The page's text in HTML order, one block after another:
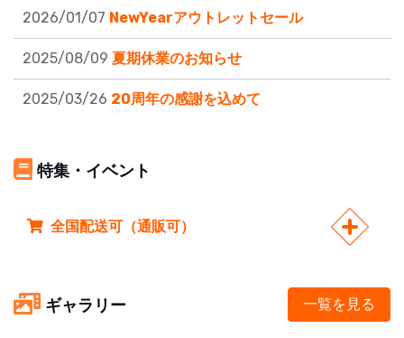
2026/01/07 NewYearアウトレットセール
2025/08/09 夏期休業のお知らせ
2025/03/26 20周年の感謝を込めて
特集・イベント
全国配送可（通販可）
ギャラリー 一覧を見る